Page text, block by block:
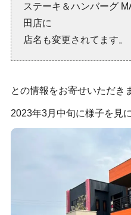
ステーキ＆ハンバーグ
田店に
店名も変更されてます。
との情報をお寄せいただき
2023年3月中旬に様子を見